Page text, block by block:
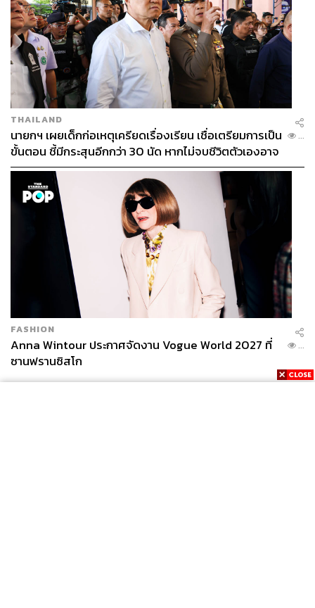
THAILAND
นายกฯ เผยเด็กก่อเหตุเครียดเรื่องเรียน เชื่อเตรียมการเป็น
ขั้นตอน ชี้มีกระสุนอีกกว่า 30 นัด หากไม่จบชีวิตตัวเองอาจ
สูญเสียเพิ่ม
...
FASHION
Anna Wintour ประกาศจัดงาน Vogue World 2027 ที่
ซานฟรานซิสโก
...